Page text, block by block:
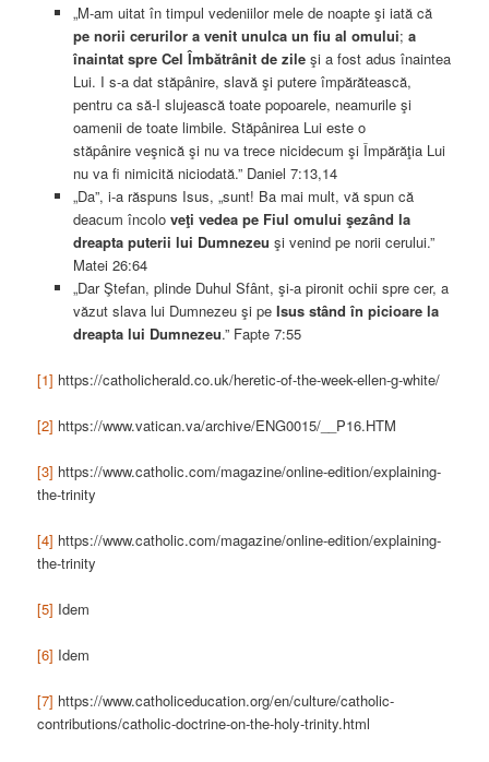
„M-am uitat în timpul vedeniilor mele de noapte şi iată că
pe norii cerurilor a venit unulca un fiu al omului; a
înaintat spre Cel Îmbătrânit de zileşi a fost adus înaintea
Lui. I s-a dat stăpânire, slavă şi putere împărătească,
pentru ca să-I slujească toate popoarele, neamurile şi
oamenii de toate limbile. Stăpânirea Lui este o
stăpânire veşnică şi nu va trece nicidecum şi Împărăţia Lui
nu va fi nimicită niciodată.” Daniel 7:13,14
„Da”, i-a răspuns Isus, „sunt! Ba mai mult, vă spun că
deacum încolo veţi vedea pe Fiul omului şezând la
dreapta puterii lui Dumnezeu şi venind pe norii cerului.”
Matei 26:64
„Dar Ştefan, plinde Duhul Sfânt, şi-a pironit ochii spre cer, a
văzut slava lui Dumnezeu şi pe Isus stând în picioare la
dreapta lui Dumnezeu.” Fapte 7:55
[1] https://catholicherald.co.uk/heretic-of-the-week-ellen-g-white/
[2] https://www.vatican.va/archive/ENG0015/__P16.HTM
[3] https://www.catholic.com/magazine/online-edition/explaining-
the-trinity
[4] https://www.catholic.com/magazine/online-edition/explaining-
the-trinity
[5] Idem
[6] Idem
[7] https://www.catholiceducation.org/en/culture/catholic-
contributions/catholic-doctrine-on-the-holy-trinity.html